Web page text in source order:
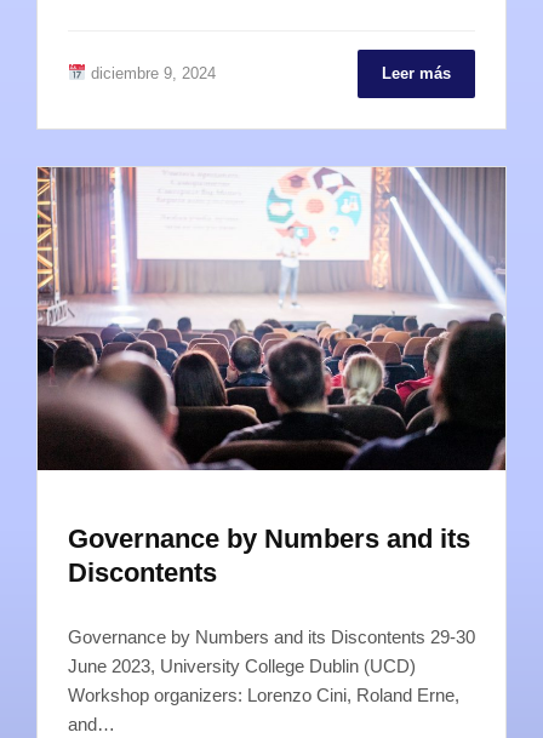
diciembre 9, 2024 Leer más
Governance by Numbers and its
Discontents
Governance by Numbers and its Discontents 29-30
June 2023, University College Dublin (UCD)
Workshop organizers: Lorenzo Cini, Roland Erne,
and…